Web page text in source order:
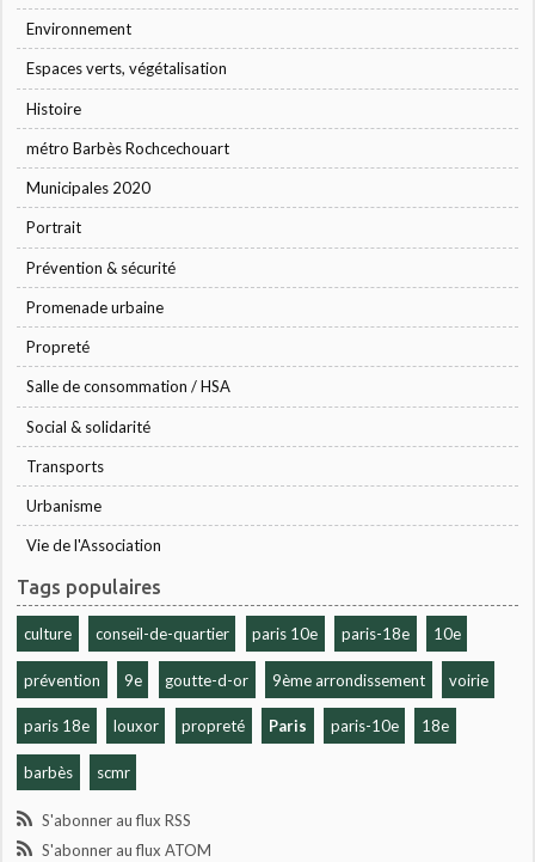
Environnement
Espaces verts, végétalisation
Histoire
métro Barbès Rochcechouart
Municipales 2020
Portrait
Prévention & sécurité
Promenade urbaine
Propreté
Salle de consommation / HSA
Social & solidarité
Transports
Urbanisme
Vie de l'Association
Tags populaires
culture conseil-de-quartier paris 10e paris-18e 10e
prévention 9e goutte-d-or 9ème arrondissement voirie
paris 18e louxor propreté Paris paris-10e 18e
barbès scmr
S'abonner au flux RSS
S'abonner au flux ATOM